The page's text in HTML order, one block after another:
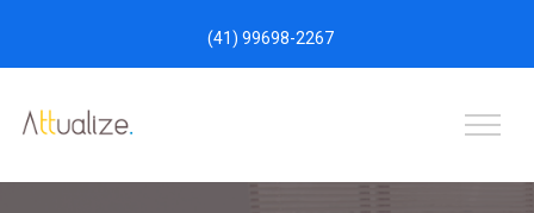
(41) 99698-2267